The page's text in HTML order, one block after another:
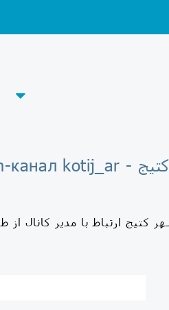
Telegram-канал kotij_ar - کتیج